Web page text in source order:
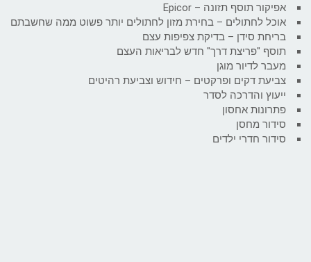
אפיקור תוסף תזונה – Epicor
אוכל לחתולים – בחירת מזון לחתולים יותר פשוט ממה שחשבתם
בריחת סידן – בדיקת צפיפות עצם
תוסף "פריצת דרך" חדש לבריאות העצם
מעבר לדיור מוגן
צביעת דקים ופרקטים – חידוש וצביעת רהיטים
ייעוץ והדרכה לסדר
פתרונות אחסון
סידור מחסן
סידור חדרי ילדים